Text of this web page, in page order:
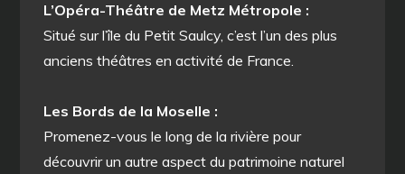
L’Opéra-Théâtre de Metz Métropole :
Situé sur l’île du Petit Saulcy, c’est l’un des plus
anciens théâtres en activité de France.
Les Bords de la Moselle :
Promenez-vous le long de la rivière pour
découvrir un autre aspect du patrimoine naturel